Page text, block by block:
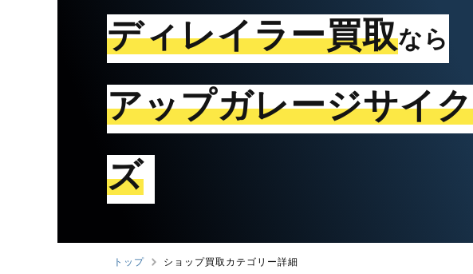
ディレイラー買取なら
アップガレージサイ
ズ
トップ ショップ買取カテゴリー詳細